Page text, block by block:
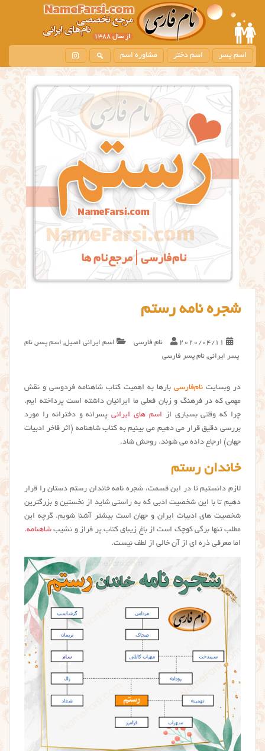
m
i
c
n
t
اسم پسر اسم دختر مشاوره اسم
شجره نامه رستم
2020/04/11 نام فارسی اسم ایرانی اصیل, اسم پسر , نام
پسر ایرانی, نام پسر فارسی
در وبسایت نام‌فارسی بارها به اهمیت کتاب شاهنامه فردوسی و نقش
مهمی که در فرهنگ و زبان فعلی ما ایرانیان داشته است پرداخته ایم.
چرا که وقتی بسیاری از اسم های ایرانیپسرانه و دخترانه را مورد
بررسی دقیق قرار می دهیم می بینیم به کتاب شاهنامه (اثر فاخر ادبیات
جهان) ارجاع داده می شوند. روحش شاد.
خاندان رستم
لازم دانستیم تا در این قسمت، شجره نامه خاندان رستم دستان را قرار
دهیم تا با این شخصیت ادبی که به راستی شاید از نخستین و بزرگترین
شخصیت های ادبیات ایران و جهان است بیشتر آشنا شویم. گرچه این
مطلب تنها برگی کوچک است از باغ زیبای کتاب پر فراز و نشیب شاهنامه.
اما معرفی ذره ای از آن خالی از لطف نیست.